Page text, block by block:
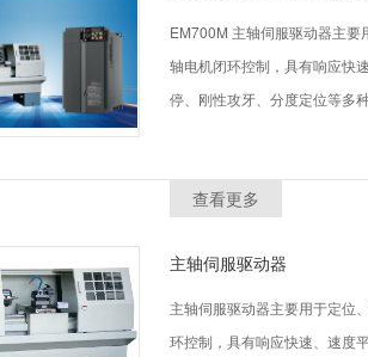
EM700M 主轴伺服驱动器主
轴电机闭环控制，具有响应快
停、刚性攻牙、分度定位等多种
查看更多
主轴伺服驱动器
主轴伺服驱动器主要用于定位
环控制，具有响应快速、速度